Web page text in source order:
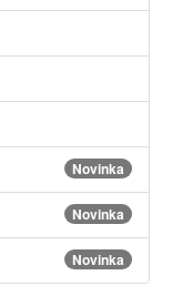
Novinka
Novinka
Novinka